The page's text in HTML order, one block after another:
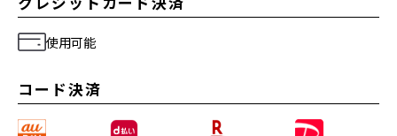
使用可能
コード決済